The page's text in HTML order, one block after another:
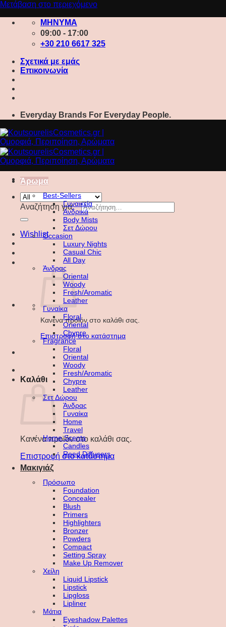
Μετάβαση στο περιεχόμενο
ΜΗΝΥΜΑ
09:00 - 17:00
+30 210 6617 325
Σχετικά με εμάς
Επικοινωνία
Everyday Brands For Everyday People.
Αναζήτηση για:
Wishlist
Κανένα προϊόν στο καλάθι σας.
Επιστροφή στο κατάστημα
Καλάθι
Κανένα προϊόν στο καλάθι σας.
Επιστροφή στο κατάστημα
Άρωμα
Best-Sellers
Γυναικεία
Ανδρικά
Body Mists
Σετ Δώρου
Occasion
Luxury Nights
Casual Chic
All Day
Άνδρας
Oriental
Woody
Fresh/Aromatic
Leather
Γυναίκα
Floral
Oriental
Chypre
Fragrance
Floral
Oriental
Woody
Fresh/Aromatic
Chypre
Leather
Σετ Δώρου
Άνδρας
Γυναίκα
Home
Travel
Home Scents
Candles
Reed Diffusers
Μακιγιάζ
Πρόσωπο
Foundation
Concealer
Blush
Primers
Highlighters
Bronzer
Powders
Compact
Setting Spray
Make Up Remover
Χείλη
Liquid Lipstick
Lipstick
Lipgloss
Lipliner
Μάτια
Eyeshadow Palettes